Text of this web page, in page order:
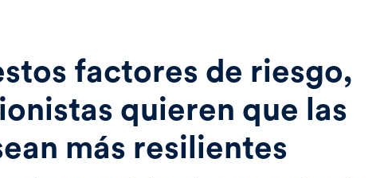
factores de riesgo,
quieren que las
más resilientes